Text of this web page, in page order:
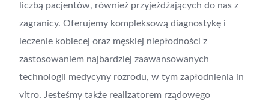
liczbą pacjentów, również przyjeżdżających do nas z
zagranicy. Oferujemy kompleksową diagnostykę i
leczenie kobiecej oraz męskiej niepłodności z
zastosowaniem najbardziej zaawansowanych
technologii medycyny rozrodu, w tym zapłodnienia in
vitro. Jesteśmy także realizatorem rządowego